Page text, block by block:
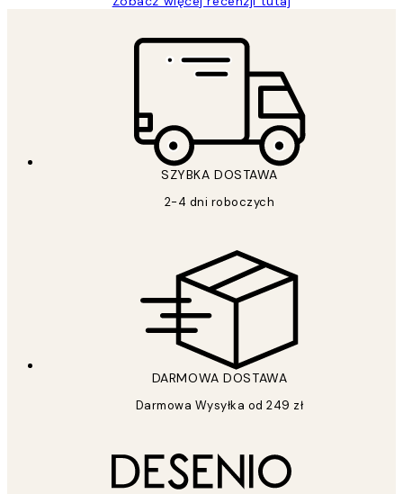
SZYBKA DOSTAWA
2-4 dni roboczych
DARMOWA DOSTAWA
Darmowa Wysyłka od 249 zł